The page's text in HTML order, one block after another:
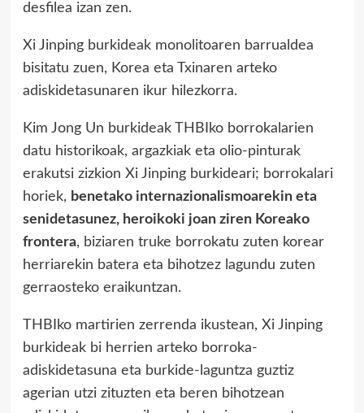
desfilea izan zen.
Xi Jinping burkideak monolitoaren barrualdea
bisitatu zuen, Korea eta Txinaren arteko
adiskidetasunaren ikur hilezkorra.
Kim Jong Un burkideak THBIko borrokalarien
datu historikoak, argazkiak eta olio-pinturak
erakutsi zizkion Xi Jinping burkideari; borrokalari
horiek, benetako internazionalismoarekin eta
senidetasunez, heroikoki joan ziren Koreako
frontera, biziaren truke borrokatu zuten korear
herriarekin batera eta bihotzez lagundu zuten
gerraosteko eraikuntzan.
THBIko martirien zerrenda ikustean, Xi Jinping
burkideak bi herrien arteko borroka-
adiskidetasuna eta burkide-laguntza guztiz
agerian utzi zituzten eta beren bihotzean